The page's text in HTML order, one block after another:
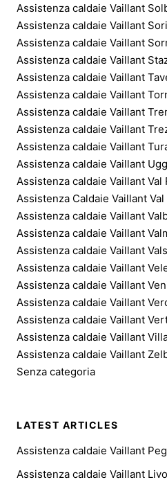
Assistenza caldaie Vaillant
Assistenza caldaie Vaillant
Assistenza caldaie Vaillant
Assistenza caldaie Vaillant
Assistenza caldaie Vaillant
Assistenza caldaie Vaillant
Assistenza caldaie Vaillant
Assistenza caldaie Vaillant
Assistenza caldaie Vaillant
Assistenza caldaie Vaillant
Assistenza caldaie Vaillant Val
Assistenza Caldaie Vaillant
Assistenza caldaie Vaillant
Assistenza caldaie Vaillant
Assistenza caldaie Vaillant
Assistenza caldaie Vaillant
Assistenza caldaie Vaillant
Assistenza caldaie Vaillant
Assistenza caldaie Vaillant
Assistenza caldaie Vaillant
Assistenza caldaie Vaillant
Senza categoria
LATEST ARTICLES
Assistenza caldaie Vaillant
Assistenza caldaie Vaillant Livo